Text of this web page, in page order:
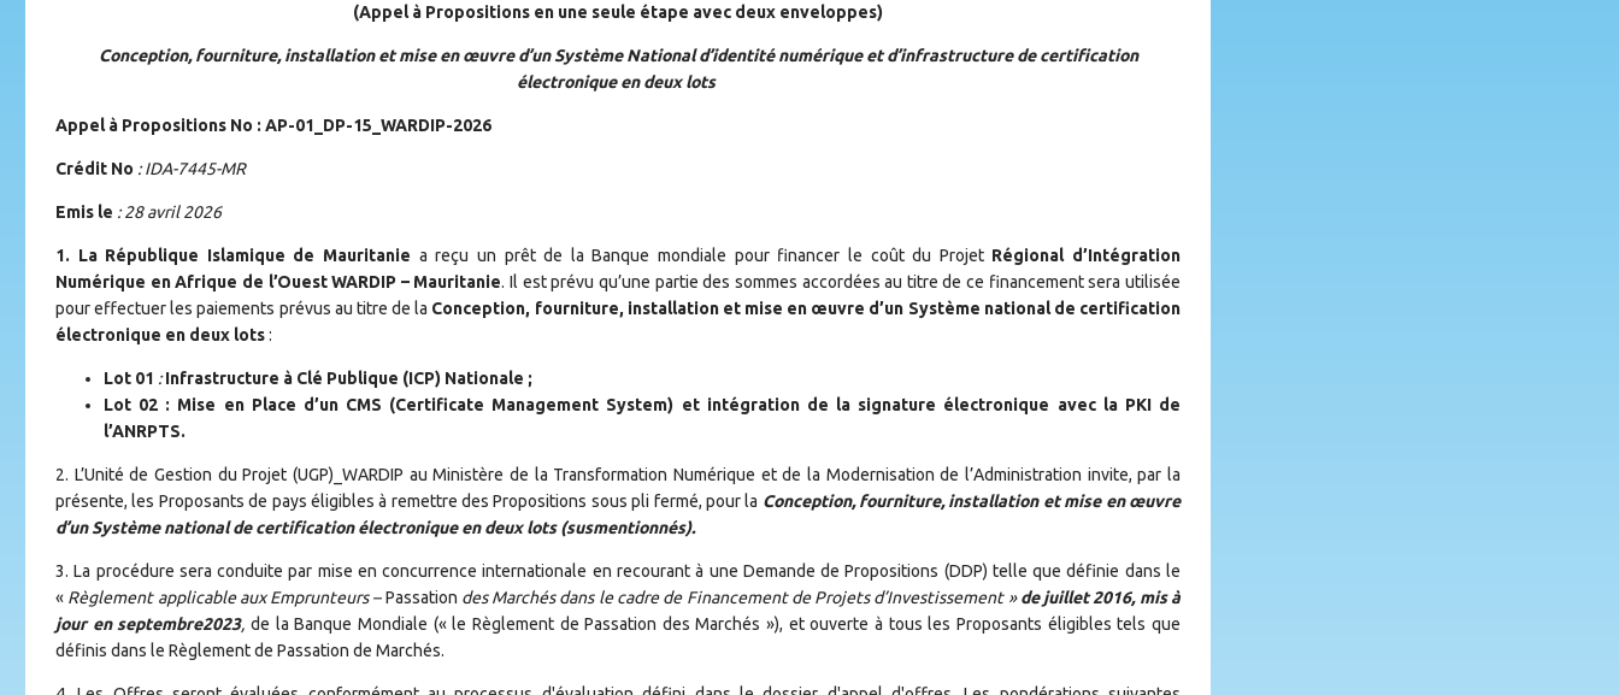
(Appel à Propositions en une seule étape avec deux enveloppes)
Conception, fourniture, installation et mise en œuvre d’un Système National d’identité numérique et d’infrastructure de certification
électronique en deux lots
Appel à Propositions No : AP-01_DP-15_WARDIP-2026
Crédit No : IDA-7445-MR
Emis le : 28 avril 2026
1. La République Islamique de Mauritanie a reçu un prêt de la Banque mondiale pour financer le coût du Projet Régional d’Intégration
Numérique en Afrique de l’Ouest WARDIP – Mauritanie. Il est prévu qu’une partie des sommes accordées au titre de ce financement sera utilisée
pour effectuer les paiements prévus au titre de la Conception, fourniture, installation et mise en œuvre d’un Système national de certification
électronique en deux lots:
Lot 01 : Infrastructure à Clé Publique (ICP) Nationale ;
Lot 02 : Mise en Place d’un CMS (Certificate Management System) et intégration de la signature électronique avec la PKI de
l’ANRPTS.
2. L’Unité de Gestion du Projet (UGP)_WARDIP au Ministère de la Transformation Numérique et de la Modernisation de l’Administration invite, par la
présente, les Proposants de pays éligibles à remettre des Propositions sous pli fermé, pour la Conception, fourniture, installation et mise en œuvre
d’un Système national de certification électronique en deux lots (susmentionnés).
3. La procédure sera conduite par mise en concurrence internationale en recourant à une Demande de Propositions (DDP) telle que définie dans le
« Règlement applicable aux Emprunteurs –Passation des Marchés dans le cadre de Financement de Projets d’Investissement »de juillet 2016, mis à
jour en septembre2023, de la Banque Mondiale (« le Règlement de Passation des Marchés »), et ouverte à tous les Proposants éligibles tels que
définis dans le Règlement de Passation de Marchés.